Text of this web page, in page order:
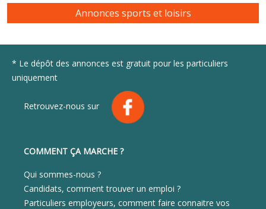
Annonces sports et loisirs
* Le dépôt des annonces est gratuit pour les particuliers
uniquement
Retrouvez-nous sur
COMMENT ÇA MARCHE ?
Qui sommes-nous ?
Candidats, comment trouver un emploi ?
Particuliers employeurs, comment faire connaitre vos